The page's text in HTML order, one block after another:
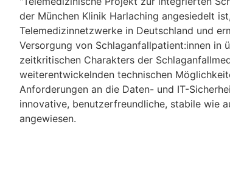
der München Klinik Harlaching angesiedelt
Telemedizinnetzwerke in Deutschland und
Versorgung von Schlaganfallpatient:innen in
zeitkritischen Charakters der
weiterentwickelnden technischen
Anforderungen an die Daten- und IT-
innovative, benutzerfreundliche, stabile wie
angewiesen.